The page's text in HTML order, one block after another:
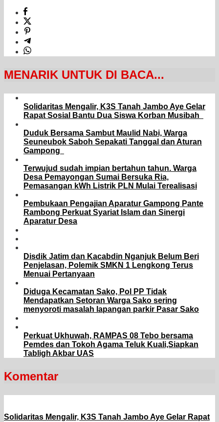
MENARIK UNTUK DI BACA...
Solidaritas Mengalir, K3S Tanah Jambo Aye Gelar
Rapat Sosial Bantu Dua Siswa Korban Musibah
Duduk Bersama Sambut Maulid Nabi, Warga
Seuneubok Saboh Sepakati Tanggal dan Aturan
Gampong
Terwujud sudah impian bertahun tahun. Warga
Desa Pemayongan Sumai Bersuka Ria,
Pemasangan kWh Listrik PLN Mulai Terealisasi
Pembukaan Pengajian Aparatur Gampong Pante
Rambong Perkuat Syariat Islam dan Sinergi
Aparatur Desa
Disdik Jatim dan Kacabdin Nganjuk Belum Beri
Penjelasan, Polemik SMKN 1 Lengkong Terus
Menuai Pertanyaan
Diduga Kecamatan Sako, Pol PP Tidak
Mendapatkan Setoran Warga Sako sering
menyoroti masalah lapangan parkir Pasar Sako
Perkuat Ukhuwah, RAMPAS 08 Tebo bersama
Pemdes dan Tokoh Agama Teluk Kuali,Siapkan
Tabligh Akbar UAS
Komentar
Solidaritas Mengalir, K3S Tanah Jambo Aye Gelar Rapat